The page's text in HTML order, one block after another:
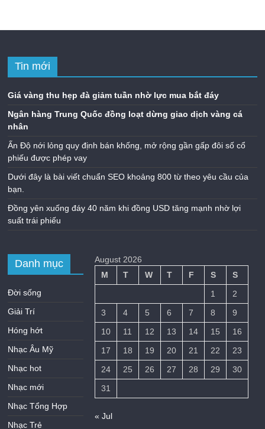
Tin mới
Giá vàng thu hẹp đà giảm tuần nhờ lực mua bắt đáy
Ngân hàng Trung Quốc đồng loạt dừng giao dịch vàng cá
nhân
Ấn Độ nới lỏng quy định bán khống, mở rộng gần gấp đôi số cổ
phiếu được phép vay
Dưới đây là bài viết chuẩn SEO khoảng 800 từ theo yêu cầu của
bạn.
Đồng yên xuống đáy 40 năm khi đồng USD tăng mạnh nhờ lợi
suất trái phiếu
Danh mục
Đời sống
Giải Trí
Hóng hớt
Nhạc Âu Mỹ
Nhạc hot
Nhạc mới
Nhạc Tổng Hợp
Nhạc Trẻ
August 2026
M
T W T F S
S
1
2
3
4 5 6 7 8
9
10
11 12 13 14 15
16
17
18 19 20 21 22
23
24
25 26 27 28 29
30
31
« Jul